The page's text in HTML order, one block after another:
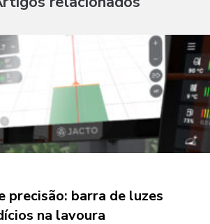
precisão: barra de luzes
na lavoura